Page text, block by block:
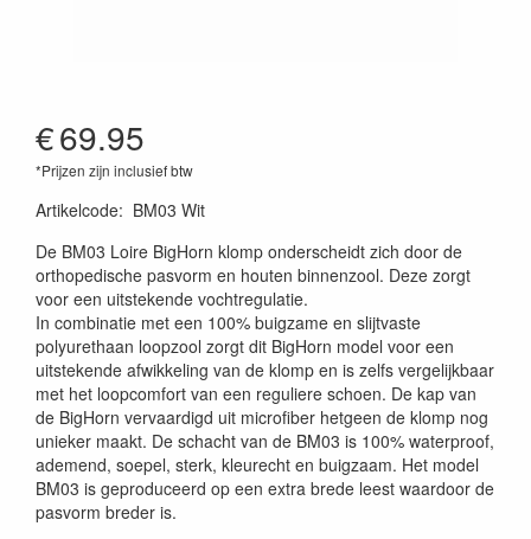
€69.95
*Prijzen zijn inclusief btw
Artikelcode: BM03 Wit
De BM03 Loire BigHorn klomp onderscheidt zich door de
orthopedische pasvorm en houten binnenzool. Deze zorgt
voor een uitstekende vochtregulatie.
In combinatie met een 100% buigzame en slijtvaste
polyurethaan loopzool zorgt dit BigHorn model voor een
uitstekende afwikkeling van de klomp en is zelfs vergelijkbaar
met het loopcomfort van een reguliere schoen. De kap van
de BigHorn vervaardigd uit microfiber hetgeen de klomp nog
unieker maakt. De schacht van de BM03 is 100% waterproof,
ademend, soepel, sterk, kleurecht en buigzaam. Het model
BM03 is geproduceerd op een extra brede leest waardoor de
pasvorm breder is.